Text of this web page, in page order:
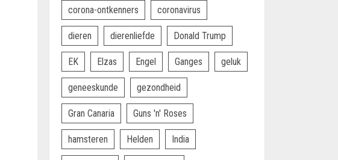
corona-ontkenners coronavirus
dieren dierenliefde Donald Trump
EK Elzas Engel Ganges geluk
geneeskunde gezondheid
Gran Canaria Guns 'n' Roses
hamsteren Helden India